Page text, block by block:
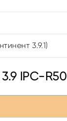
3.9.1)
IPC-R50